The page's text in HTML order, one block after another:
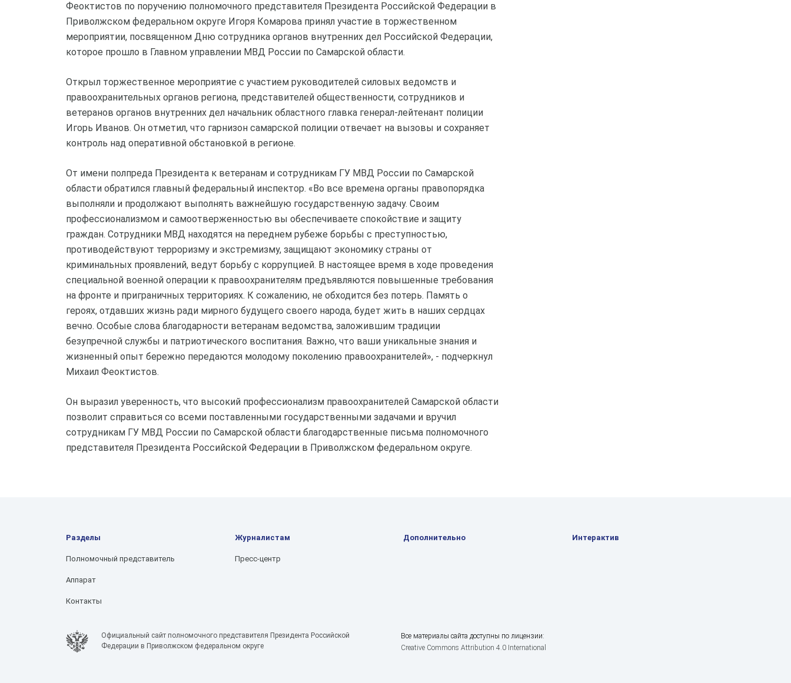
Феоктистов по поручению полномочного представителя Президента Российской Федерации в
Приволжском федеральном округе Игоря Комарова принял участие в торжественном
мероприятии, посвященном Дню сотрудника органов внутренних дел Российской Федерации,
которое прошло в Главном управлении МВД России по Самарской области.
Открыл торжественное мероприятие с участием руководителей силовых ведомств и
правоохранительных органов региона, представителей общественности, сотрудников и
ветеранов органов внутренних дел начальник областного главка генерал-лейтенант полиции
Игорь Иванов. Он отметил, что гарнизон самарской полиции отвечает на вызовы и сохраняет
контроль над оперативной обстановкой в регионе.
От имени полпреда Президента к ветеранам и сотрудникам ГУ МВД России по Самарской
области обратился главный федеральный инспектор. «Во все времена органы правопорядка
выполняли и продолжают выполнять важнейшую государственную задачу. Своим
профессионализмом и самоотверженностью вы обеспечиваете спокойствие и защиту
граждан. Сотрудники МВД находятся на переднем рубеже борьбы с преступностью,
противодействуют терроризму и экстремизму, защищают экономику страны от
криминальных проявлений, ведут борьбу с коррупцией. В настоящее время в ходе проведения
специальной военной операции к правоохранителям предъявляются повышенные требования
на фронте и приграничных территориях. К сожалению, не обходится без потерь. Память о
героях, отдавших жизнь ради мирного будущего своего народа, будет жить в наших сердцах
вечно. Особые слова благодарности ветеранам ведомства, заложившим традиции
безупречной службы и патриотического воспитания. Важно, что ваши уникальные знания и
жизненный опыт бережно передаются молодому поколению правоохранителей», - подчеркнул
Михаил Феоктистов.
Он выразил уверенность, что высокий профессионализм правоохранителей Самарской области
позволит справиться со всеми поставленными государственными задачами и вручил
сотрудникам ГУ МВД России по Самарской области благодарственные письма полномочного
представителя Президента Российской Федерации в Приволжском федеральном округе.
Разделы
Полномочный представитель
Аппарат
Контакты
Журналистам
Пресс-центр
Дополнительно Интерактив
Официальный сайт полномочного представителя Президента Российской
Федерации в Приволжском федеральном округе
Все материалы сайта доступны по лицензии:
Creative Commons Attribution 4.0 International